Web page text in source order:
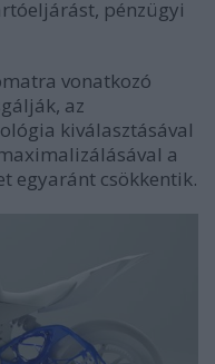
pénzügyi
vonatkozó
az
kiválasztásával
a
egyaránt csökkentik.